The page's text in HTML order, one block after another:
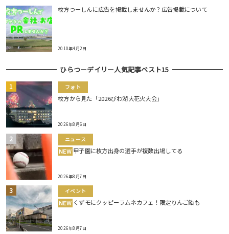
枚方つーしんに広告を掲載しませんか？広告掲載について
2010年4月2日
ひらつーデイリー人気記事ベスト15
フォト
枚方から見た「2026びわ湖大花火大会」
2026年8月6日
ニュース
NEW 甲子園に枚方出身の選手が複数出場してる
2026年8月7日
イベント
NEW くずモにクッピーラムネカフェ！限定りんご飴も
2026年8月7日